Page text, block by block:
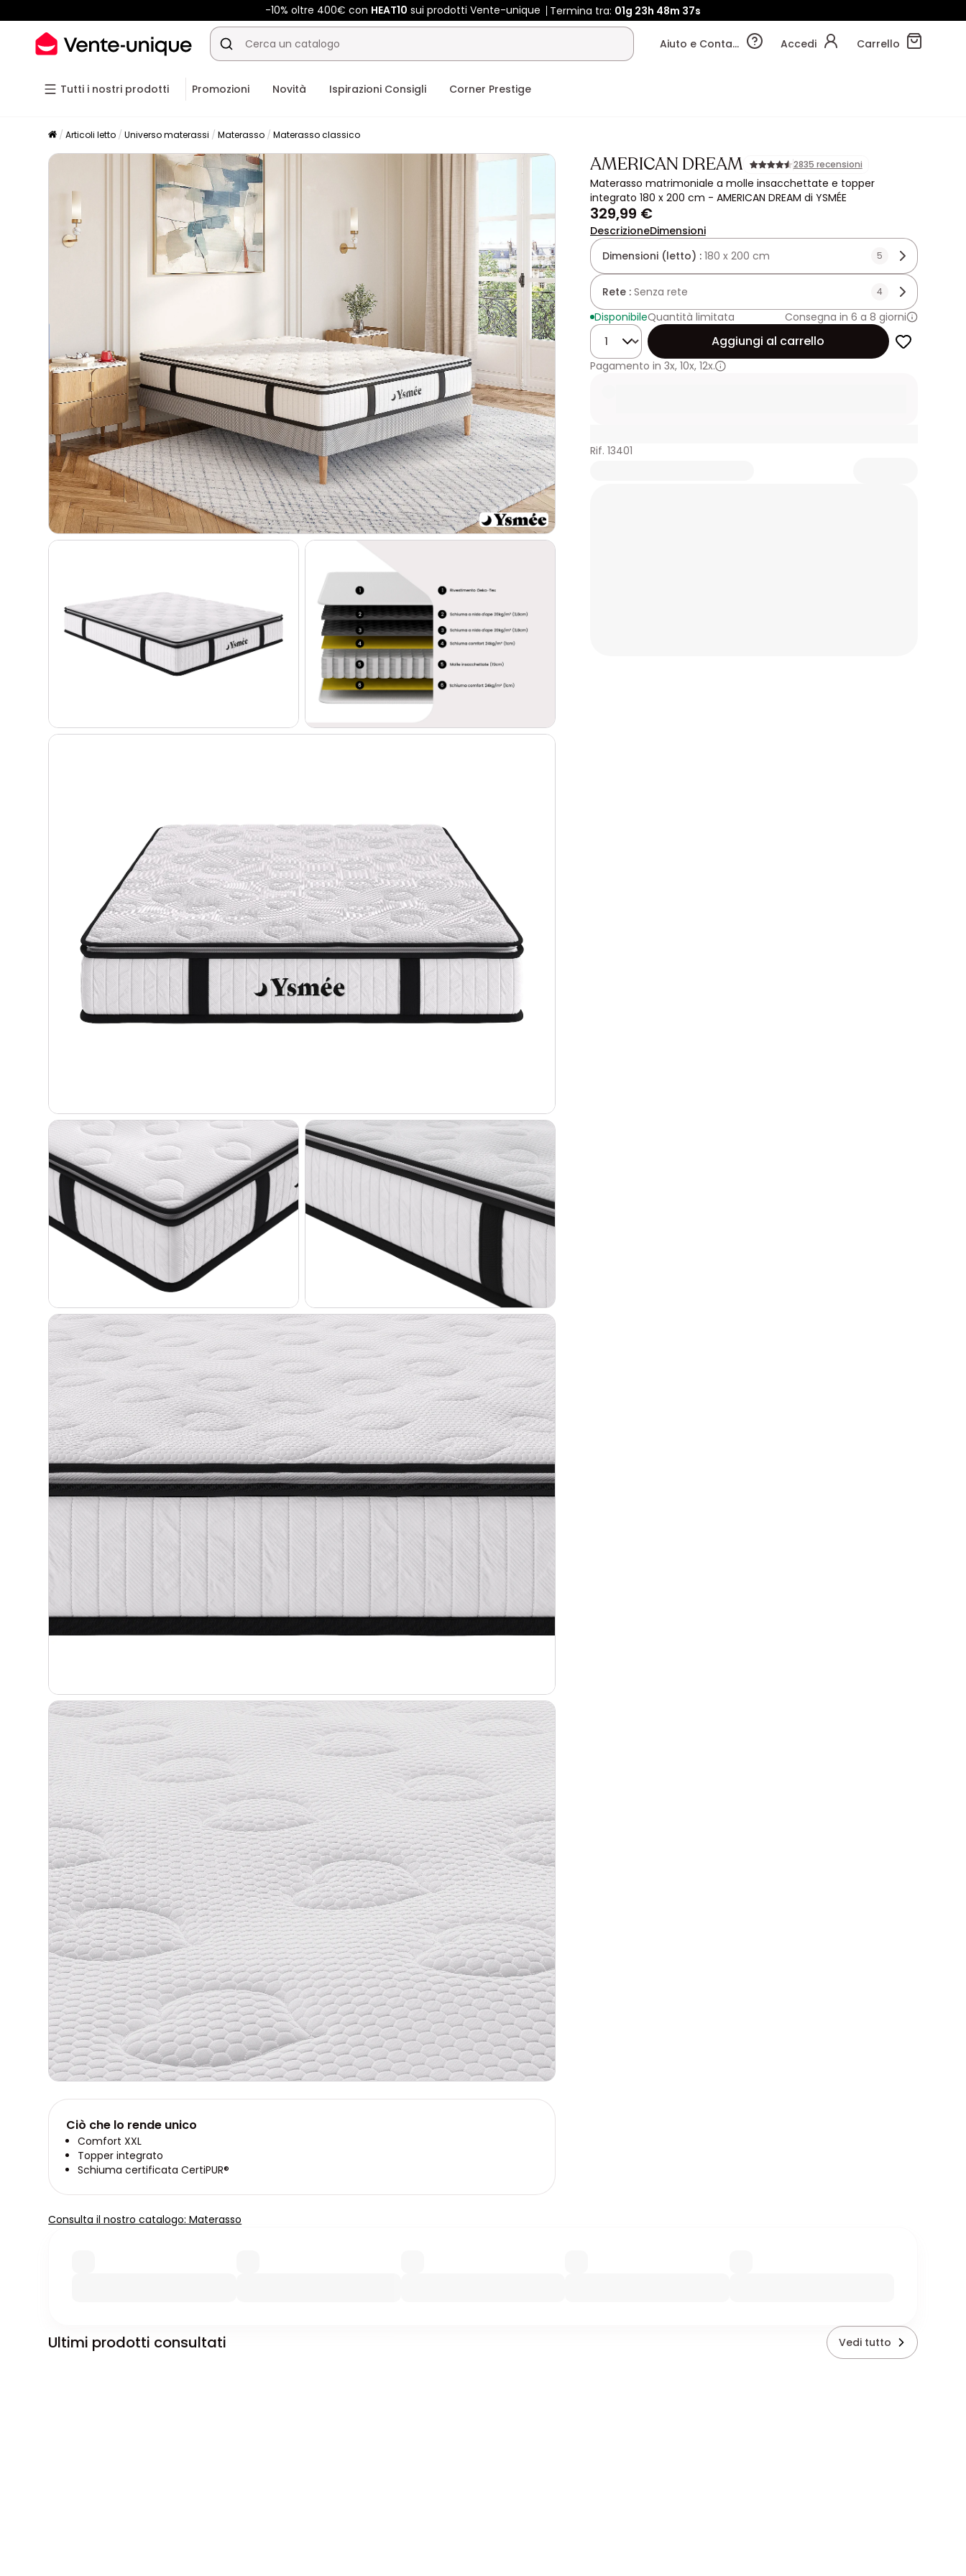
-10% oltre 400€ con HEAT10 sui prodotti Vente-unique Termina tra: 01g 23h 48m 34s
Aiuto e Contatti Accedi Carrello
Tutti i nostri prodotti Promozioni Novità Ispirazioni Consigli Corner Prestige
Articoli letto Universo materassi Materasso Materasso classico
AMERICAN DREAM 2835 recensioni
Materasso matrimoniale a molle insacchettate e topper
integrato 180 x 200 cm - AMERICAN DREAM di YSMÉE
329,99 €
DescrizioneDimensioni
Dimensioni (letto) : 180 x 200 cm 5
Rete : Senza rete 4
DisponibileQuantità limitata
Consegna in 6 a 8 giorni
Quantità
Aggiungi al carrello
Pagamento in 3x, 10x, 12x.
Rif. 13401
Ciò che lo rende unico
Comfort XXL
Topper integrato
Schiuma certificata CertiPUR®
Consulta il nostro catalogo: Materasso
Ultimi prodotti consultati Vedi tutto